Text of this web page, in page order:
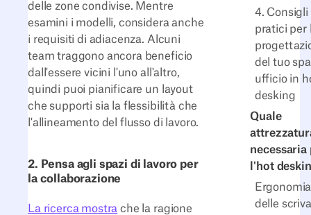
4. Consigli
pratici per
del tuo
ufficio in
desking
Quale
necessaria
l'hot
Ergonomia
delle
delle zone condivise. Mentre
esamini i modelli, considera anche
i requisiti di adiacenza. Alcuni
team traggono ancora beneficio
dall'essere vicini l'uno all'altro,
quindi puoi pianificare un layout
che supporti sia la flessibilità che
l'allineamento del flusso di lavoro.
2. Pensa agli spazi di lavoro per
la collaborazione
La ricerca mostra che la ragione